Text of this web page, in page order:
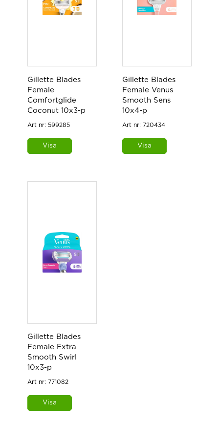
Gillette Blades
Female
Comfortglide
Coconut 10x3-p
Art nr: 599285
Visa
Gillette Blades
Female Venus
Smooth Sens
10x4-p
Art nr: 720434
Visa
Gillette Blades
Female Extra
Smooth Swirl
10x3-p
Art nr: 771082
Visa